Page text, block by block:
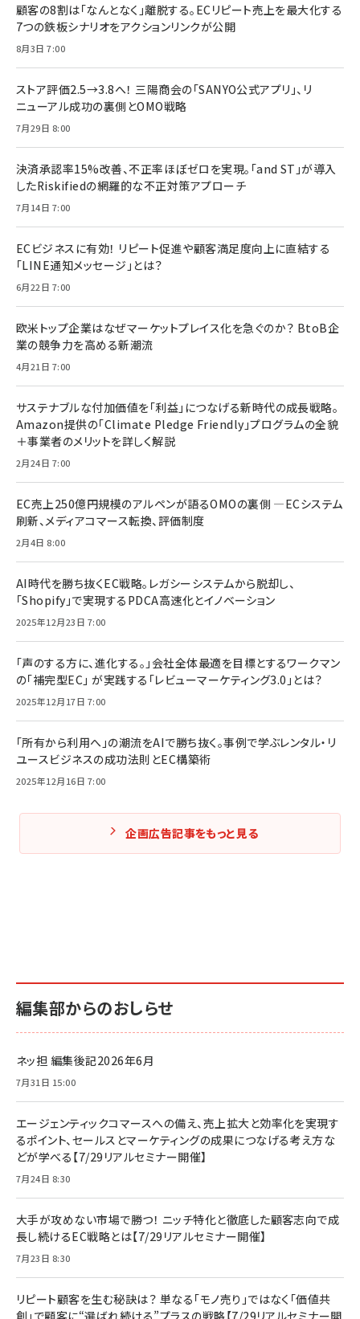
顧客の8割は「なんとなく」離脱する。ECリピート売上を最大化する
7つの鉄板シナリオをアクションリンクが公開
8月3日 7:00
ストア評価2.5→3.8へ！ 三陽商会の「SANYO公式アプリ」、リ
ニューアル成功の裏側とOMO戦略
7月29日 8:00
決済承認率15%改善、不正率ほぼゼロを実現。「and ST」が導入
したRiskifiedの網羅的な不正対策アプローチ
7月14日 7:00
ECビジネスに有効！ リピート促進や顧客満足度向上に直結する
「LINE通知メッセージ」とは？
6月22日 7:00
欧米トップ企業はなぜマーケットプレイス化を急ぐのか？ BtoB企
業の競争力を高める新潮流
4月21日 7:00
サステナブルな付加価値を「利益」につなげる新時代の成長戦略。
Amazon提供の「Climate Pledge Friendly」プログラムの全貌
＋事業者のメリットを詳しく解説
2月24日 7:00
EC売上250億円規模のアルペンが語るOMOの裏側 ―ECシステム
刷新、メディアコマース転換、評価制度
2月4日 8:00
AI時代を勝ち抜くEC戦略。レガシーシステムから脱却し、
「Shopify」で実現するPDCA高速化とイノベーション
2025年12月23日 7:00
「声のする方に、進化する。」会社全体最適を目標とするワークマン
の「補完型EC」 が実践する「レビューマーケティング3.0」とは？
2025年12月17日 7:00
「所有から利用へ」の潮流をAIで勝ち抜く。事例で学ぶレンタル・リ
ユースビジネスの成功法則とEC構築術
2025年12月16日 7:00
企画広告記事をもっと見る
編集部からのおしらせ
ネッ担 編集後記2026年6月
7月31日 15:00
エージェンティックコマースへの備え、売上拡大と効率化を実現す
るポイント、セールスとマーケティングの成果につなげる考え方な
どが学べる【7/29リアルセミナー開催】
7月24日 8:30
大手が攻めない市場で勝つ！ ニッチ特化と徹底した顧客志向で成
長し続けるEC戦略とは【7/29リアルセミナー開催】
7月23日 8:30
リピート顧客を生む秘訣は？ 単なる「モノ売り」ではなく「価値共
創」で顧客に“選ばれ続ける”プラスの戦略【7/29リアルセミナー開